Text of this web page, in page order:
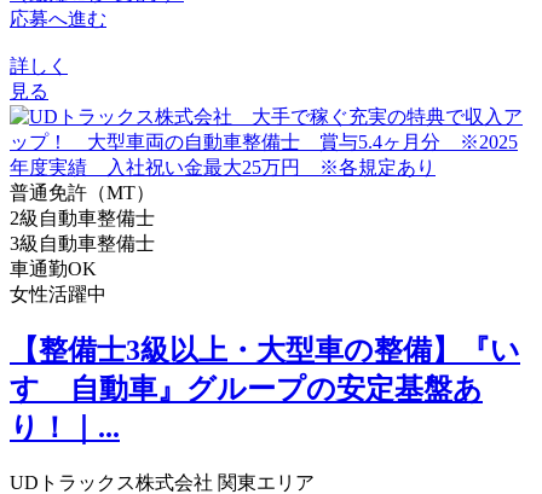
応募へ進む
詳しく
見る
普通免許（MT）
2級自動車整備士
3級自動車整備士
車通勤OK
女性活躍中
【整備士3級以上・大型車の整備】『い
すゞ自動車』グループの安定基盤あ
り！｜...
UDトラックス株式会社 関東エリア